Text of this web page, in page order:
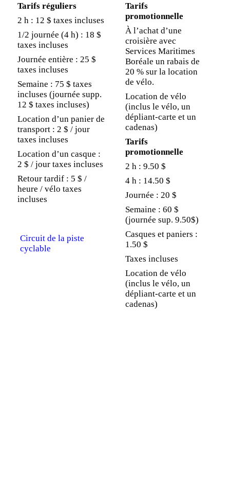
Tarifs réguliers
2 h : 12 $ taxes incluses
1/2 journée (4 h) : 18 $
taxes incluses
Journée entière : 25 $
taxes incluses
Semaine : 75 $ taxes
incluses (journée supp.
12 $ taxes incluses)
Location d’un panier de
transport : 2 $ / jour
taxes incluses
Location d’un casque :
2 $ / jour taxes incluses
Retour tardif : 5 $ /
heure / vélo taxes
incluses
Circuit de la piste
cyclable
Tarifs
promotionnelle
À l’achat d’une
croisière avec
Services Maritimes
Boréale un rabais de
20 % sur la location
de vélo.
Location de vélo
(inclus le vélo, un
dépliant-carte et un
cadenas)
Tarifs
promotionnelle
2 h : 9.50 $
4 h : 14.50 $
Journée : 20 $
Semaine : 60 $
(journée sup. 9.50$)
Casques et paniers :
1.50 $
Taxes incluses
Location de vélo
(inclus le vélo, un
dépliant-carte et un
cadenas)